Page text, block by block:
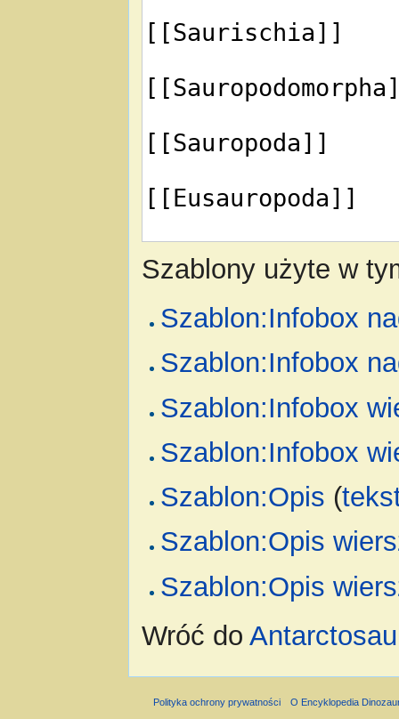
Szablony użyte w
Szablon:Infobox
Szablon:Infobox
Szablon:Infobox
Szablon:Infobox
Szablon:Opis (
Szablon:Opis
Szablon:Opis
Wróć do
Polityka ochrony prywatności O Encyklopedia